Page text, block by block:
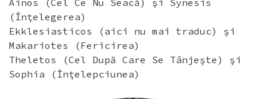
Ainos (Cel Ce Nu Seacă) şi Synesis
(Înţelegerea)
Ekklesiasticos (aici nu mai traduc) şi
Makariotes (Fericirea)
Theletos (Cel După Care Se Tânjeşte) şi
Sophia (Înţelepciunea)